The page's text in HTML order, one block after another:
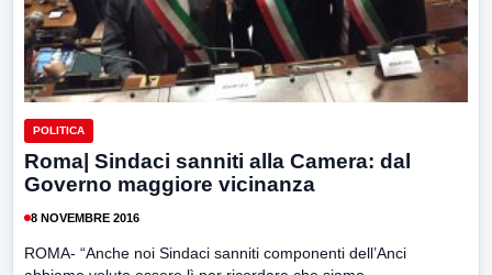
POLITICA
Roma| Sindaci sanniti alla Camera: dal
Governo maggiore vicinanza
8 NOVEMBRE 2016
ROMA- “Anche noi Sindaci sanniti componenti dell’Anci